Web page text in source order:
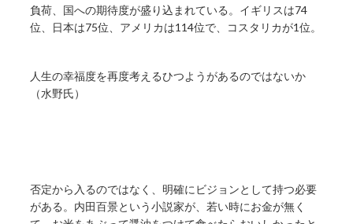
負荷、国への期待度が盛り込まれている。イギリスは74
位、日本は75位、アメリカは114位で、コスタリカが1位。
人生の幸福度を再度考えるひつようがあるのではないか
（水野氏）
否定から入るのではなく、明確にビジョンとして持つ必要
がある。内田百景という小説家が、若い時にお金が無く